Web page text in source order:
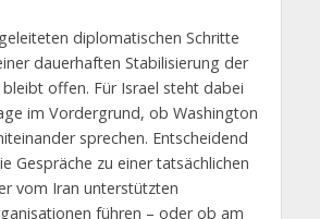
diplomatischen Schritte
dauerhaften Stabilisierung der
offen. Für Israel steht dabei
im Vordergrund, ob Washington
sprechen. Entscheidend
Gespräche zu einer tatsächlichen
vom Iran unterstützten
führen – oder ob am